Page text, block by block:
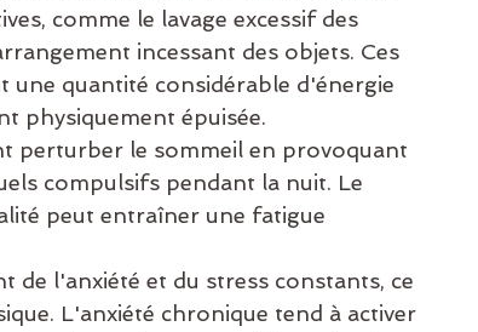
comme le lavage excessif des
incessant des objets. Ces
quantité considérable d'énergie
physiquement épuisée.
perturber le sommeil en provoquant
compulsifs pendant la nuit. Le
peut entraîner une fatigue
de l'anxiété et du stress constants, ce
L'anxiété chronique tend à activer